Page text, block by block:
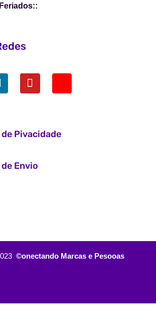
Pivacidade
Envio
©onectando Marcas e Pesooas